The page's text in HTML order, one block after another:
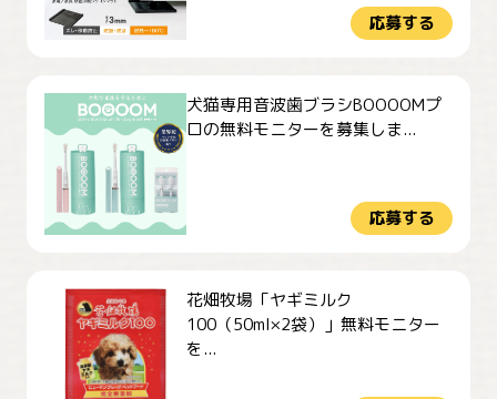
応募する
犬猫専用音波歯ブラシBOOOOMプ
ロの無料モニターを募集しま...
応募する
花畑牧場「ヤギミルク
100（50ml×2袋）」無料モニター
を...